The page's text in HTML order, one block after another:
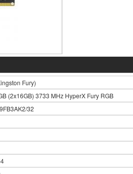
Fury)
(2x16GB) 3733 MHz HyperX Fury RGB
32